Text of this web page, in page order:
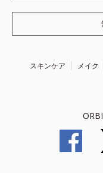
スキンケア メイク